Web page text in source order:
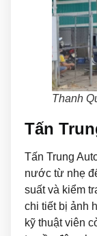
Thanh
Tấn
Tấn Trung
nước từ nhẹ
suất và kiểm
chi tiết bị ảnh
kỹ thuật viên